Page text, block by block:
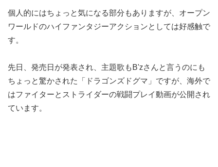
個人的にはちょっと気になる部分もありますが、オープン
ワールドのハイファンタジーアクションとしては好感触で
す。
先日、発売日が発表され、主題歌もB'zさんと言うのにも
ちょっと驚かされた「ドラゴンズドグマ」ですが、海外で
はファイターとストライダーの戦闘プレイ動画が公開され
ています。